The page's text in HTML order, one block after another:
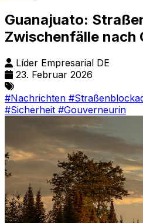
Guanajuato:
Zwischenfälle nach
Líder Empresarial DE
23. Februar 2026
#Nachrichten
#Sicherheit #Gouverneurin